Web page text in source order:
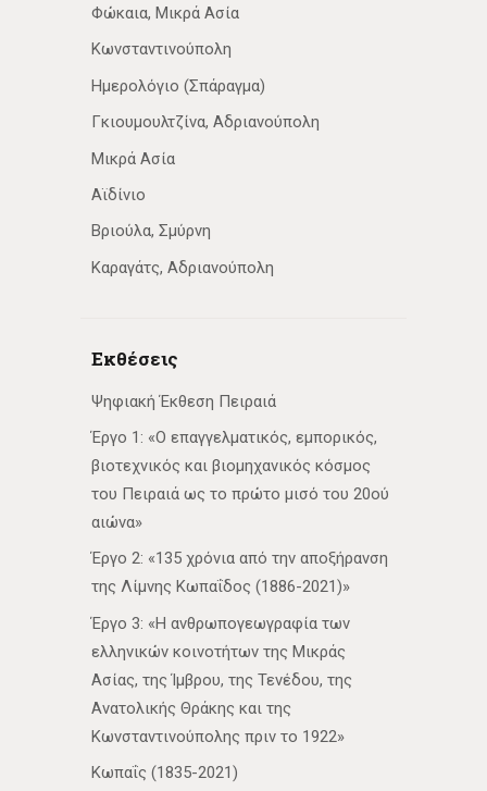
Φώκαια, Μικρά Ασία
Κωνσταντινούπολη
Ημερολόγιο (Σπάραγμα)
Γκιουμουλτζίνα, Αδριανούπολη
Μικρά Ασία
Αϊδίνιο
Βριούλα, Σμύρνη
Καραγάτς, Αδριανούπολη
Εκθέσεις
Ψηφιακή Έκθεση Πειραιά
Έργο 1: «Ο επαγγελματικός, εμπορικός,
βιοτεχνικός και βιομηχανικός κόσμος
του Πειραιά ως το πρώτο μισό του 20ού
αιώνα»
Έργο 2: «135 χρόνια από την αποξήρανση
της Λίμνης Κωπαΐδος (1886-2021)»
Έργο 3: «Η ανθρωπογεωγραφία των
ελληνικών κοινοτήτων της Μικράς
Ασίας, της Ίμβρου, της Τενέδου, της
Ανατολικής Θράκης και της
Κωνσταντινούπολης πριν το 1922»
Κωπαΐς (1835-2021)